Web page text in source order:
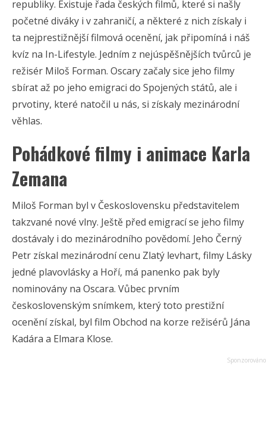
republiky. Existuje řada českých filmů, které si našly
početné diváky i v zahraničí, a některé z nich získaly i
ta nejprestižnější filmová ocenění, jak připomíná i náš
kvíz na In-Lifestyle. Jedním z nejúspěšnějších tvůrců je
režisér Miloš Forman. Oscary začaly sice jeho filmy
sbírat až po jeho emigraci do Spojených států, ale i
prvotiny, které natočil u nás, si získaly mezinárodní
věhlas.
Pohádkové filmy i animace Karla
Zemana
Miloš Forman byl v Československu představitelem
takzvané nové vlny. Ještě před emigrací se jeho filmy
dostávaly i do mezinárodního povědomí. Jeho Černý
Petr získal mezinárodní cenu Zlatý levhart, filmy Lásky
jedné plavovlásky a Hoří, má panenko pak byly
nominovány na Oscara. Vůbec prvním
československým snímkem, který toto prestižní
ocenění získal, byl film Obchod na korze režisérů Jána
Kadára a Elmara Klose.